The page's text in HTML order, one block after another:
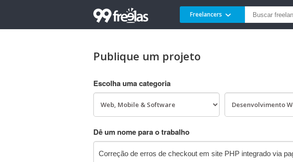
Freelancers
Publique um projeto
Escolha uma categoria
Dê um nome para o trabalho